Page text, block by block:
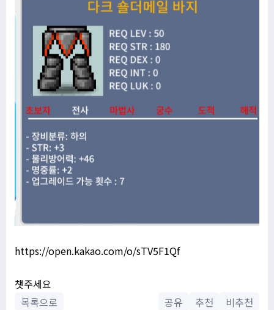
https://open.kakao.com/o/sTV5F1Qf
챗주세요
목록으로
공유 추천 비추천